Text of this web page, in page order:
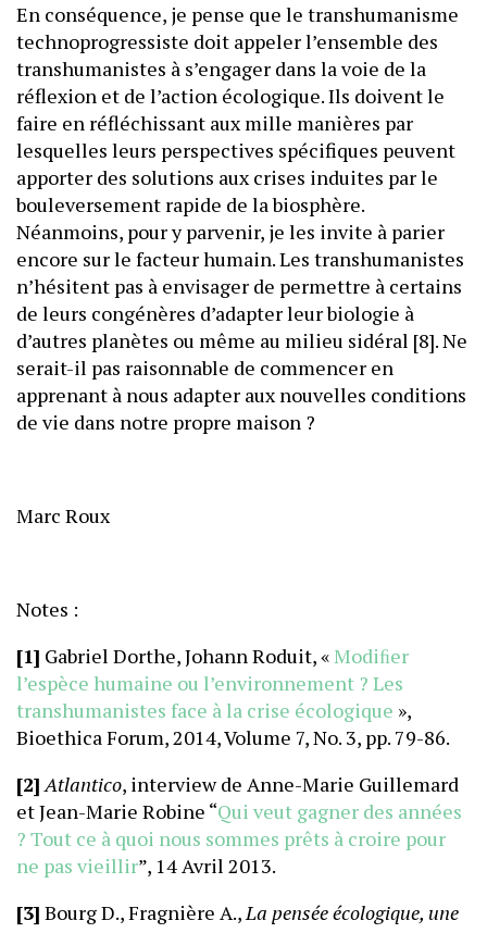
En conséquence, je pense que le transhumanisme
technoprogressiste doit appeler l’ensemble des
transhumanistes à s’engager dans la voie de la
réflexion et de l’action écologique. Ils doivent le
faire en réfléchissant aux mille manières par
lesquelles leurs perspectives spécifiques peuvent
apporter des solutions aux crises induites par le
bouleversement rapide de la biosphère.
Néanmoins, pour y parvenir, je les invite à parier
encore sur le facteur humain. Les transhumanistes
n’hésitent pas à envisager de permettre à certains
de leurs congénères d’adapter leur biologie à
d’autres planètes ou même au milieu sidéral [8]. Ne
serait-il pas raisonnable de commencer en
apprenant à nous adapter aux nouvelles conditions
de vie dans notre propre maison ?
Marc Roux
Notes :
[1] Gabriel Dorthe, Johann Roduit, «Modiﬁer
l’espèce humaine ou l’environnement ? Les
transhumanistes face à la crise écologique »,
Bioethica Forum, 2014, Volume 7, No. 3, pp. 79-86.
[2] Atlantico, interview de Anne-Marie Guillemard
et Jean-Marie Robine “Qui veut gagner des années
? Tout ce à quoi nous sommes prêts à croire pour
ne pas vieillir”, 14 Avril 2013.
[3] Bourg D., Fragnière A.,La pensée écologique, une